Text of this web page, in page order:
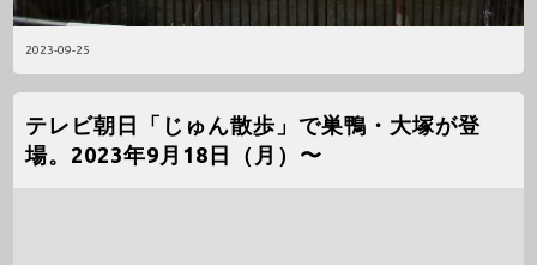
2023-09-25
テレビ朝日「じゅん散歩」で巣鴨・大塚が登
場。2023年9月18日（月）〜